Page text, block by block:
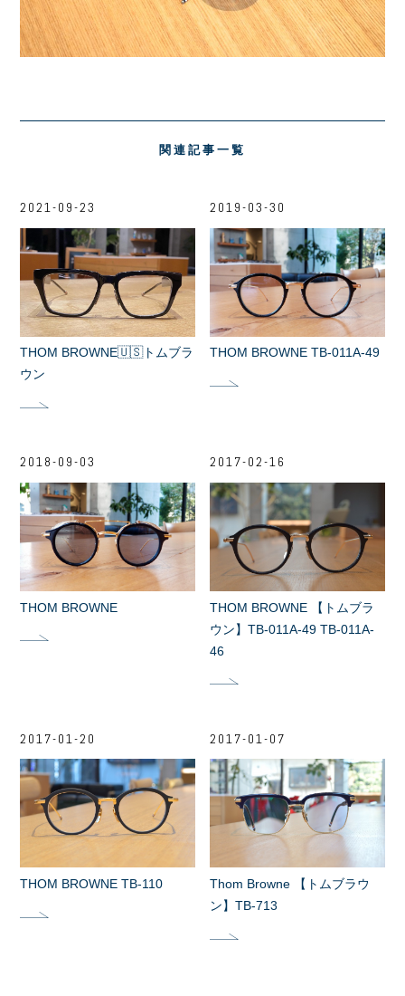
関連記事一覧
2021-09-23
THOM BROWNE🇺🇸トムブラ
ウン
2019-03-30
THOM BROWNE TB-011A-49
2018-09-03
THOM BROWNE
2017-02-16
THOM BROWNE 【トムブラ
ウン】TB-011A-49 TB-011A-
46
2017-01-20
THOM BROWNE TB-110
2017-01-07
Thom Browne 【トムブラウ
ン】TB-713